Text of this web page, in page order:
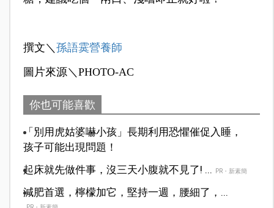
撰文＼ 孫語霙營養師
圖片來源＼PHOTO-AC
你也可能喜歡
「別用虎姑婆嚇小孩」長期利用恐懼催促入睡，
孩子可能出現問題！
起床就先做件事，沒三天小腹就不見了! ...
PR・新素簡
減肥首選，檸檬加它，堅持一週，腰細了，...